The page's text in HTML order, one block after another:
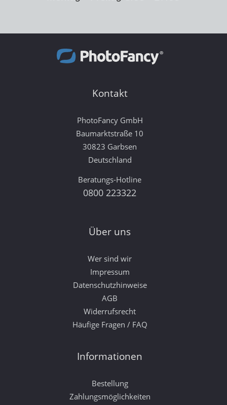
Kontakt
PhotoFancy GmbH
Baumarktstraße 10
30823 Garbsen
Deutschland
Beratungs-Hotline
0800 223322
Über uns
Wer sind wir
Impressum
Datenschutzhinweise
AGB
Widerrufsrecht
Häufige Fragen / FAQ
Informationen
Bestellung
Zahlungsmöglichkeiten